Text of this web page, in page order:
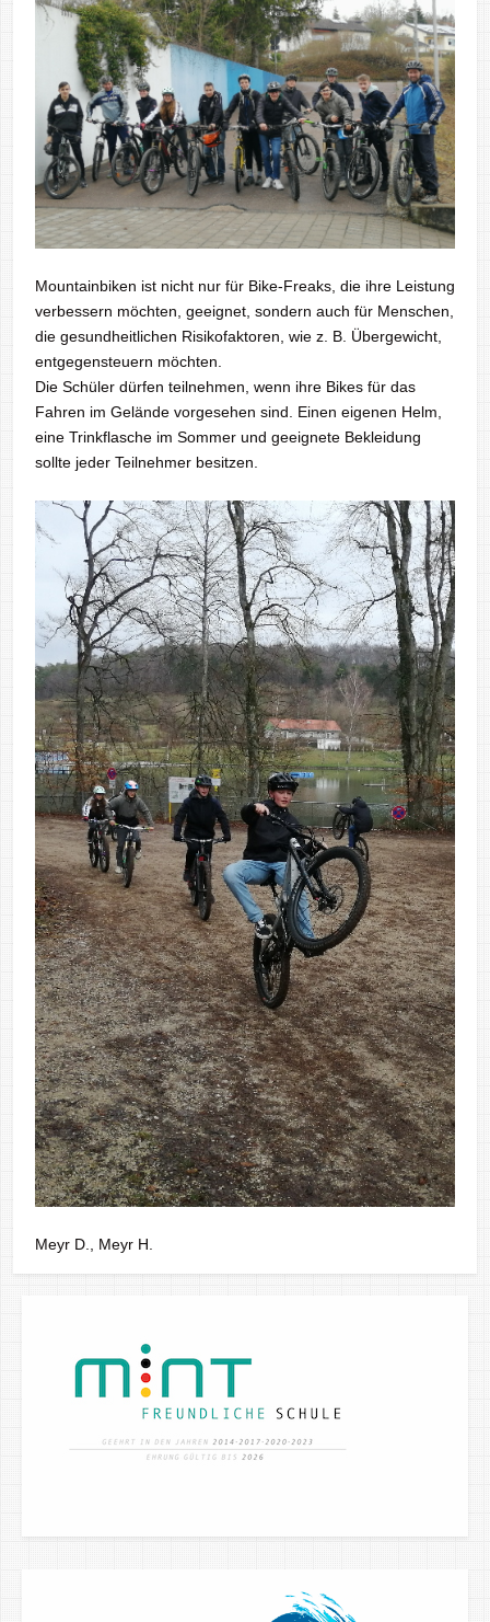
Mountainbiken ist nicht nur für Bike-Freaks, die ihre Leistung
verbessern möchten, geeignet, sondern auch für Menschen,
die gesundheitlichen Risikofaktoren, wie z. B. Übergewicht,
entgegensteuern möchten.
Die Schüler dürfen teilnehmen, wenn ihre Bikes für das
Fahren im Gelände vorgesehen sind. Einen eigenen Helm,
eine Trinkflasche im Sommer und geeignete Bekleidung
sollte jeder Teilnehmer besitzen.
Meyr D., Meyr H.